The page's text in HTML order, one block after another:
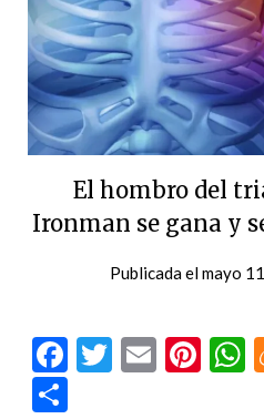
El hombro del
Ironman se gana y
Publicada elmayo
Facebook
Twitter
Email